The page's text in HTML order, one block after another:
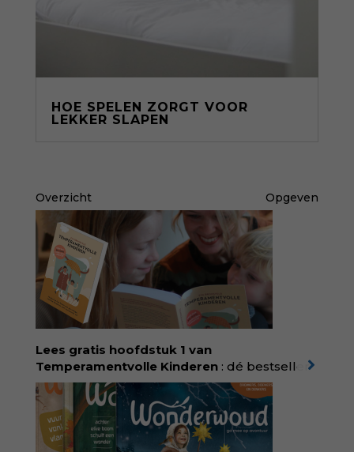
HOE SPELEN ZORGT VOOR
LEKKER SLAPEN
Overzicht Opgeven
Lees gratis hoofdstuk 1 van
Temperamentvolle Kinderen : dé bestseller
van pedagoog Eva Bronsveld. In het boek
Temperamentvolle kinderen vind je 25 jaar
aan kennis en ervaring. Met ruim 50.000
verkochte exemplaren met recht een